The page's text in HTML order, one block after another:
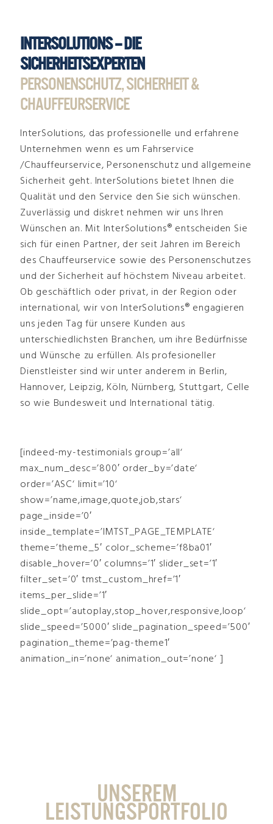
INTERSOLUTIONS – DIE
SICHERHEITSEXPERTEN
PERSONENSCHUTZ, SICHERHEIT &
CHAUFFEURSERVICE
InterSolutions, das professionelle und erfahrene
Unternehmen wenn es um Fahrservice
/Chauffeurservice, Personenschutz und allgemeine
Sicherheit geht. InterSolutions bietet Ihnen die
Qualität und den Service den Sie sich wünschen.
Zuverlässig und diskret nehmen wir uns Ihren
Wünschen an. Mit InterSolutions® entscheiden Sie
sich für einen Partner, der seit Jahren im Bereich
des Chauffeurservice sowie des Personenschutzes
und der Sicherheit auf höchstem Niveau arbeitet.
Ob geschäftlich oder privat, in der Region oder
international, wir von InterSolutions® engagieren
uns jeden Tag für unsere Kunden aus
unterschiedlichsten Branchen, um ihre Bedürfnisse
und Wünsche zu erfüllen. Als profesioneller
Dienstleister sind wir unter anderem in Berlin,
Hannover, Leipzig, Köln, Nürnberg, Stuttgart, Celle
so wie Bundesweit und International tätig.
[indeed-my-testimonials group=’all‘
max_num_desc=’800′ order_by=’date‘
order=’ASC‘ limit=’10‘
show=’name,image,quote,job,stars‘
page_inside=’0′
inside_template=’IMTST_PAGE_TEMPLATE‘
theme=’theme_5′ color_scheme=’f8ba01′
disable_hover=’0′ columns=’1′ slider_set=’1′
filter_set=’0′ tmst_custom_href=’1′
items_per_slide=’1′
slide_opt=’autoplay,stop_hover,responsive,loop‘
slide_speed=’5000′ slide_pagination_speed=’500′
pagination_theme=’pag-theme1′
animation_in=’none‘ animation_out=’none‘ ]
UNSEREM
LEISTUNGSPORTFOLIO